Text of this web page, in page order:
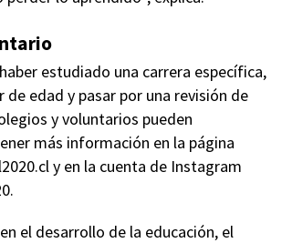
estudiado una carrera específica,
de edad y pasar por una revisión de
y voluntarios pueden
más información en la página
y en la cuenta de Instagram
el desarrollo de la educación, el